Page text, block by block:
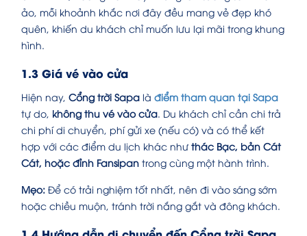
ảo, mỗi khoảnh khắc nơi đây đều mang vẻ đẹp khó
quên, khiến du khách chỉ muốn lưu lại mãi trong khung
hình.
1.3 Giá vé vào cửa
Hiện nay, Cổng trời Sapa là điểm tham quan tại Sapa
tự do, không thu vé vào cửa . Du khách chỉ cần chi trả
chi phí di chuyển, phí gửi xe (nếu có) và có thể kết
hợp với các điểm du lịch khác như thác Bạc, bản Cát
Cát, hoặc đỉnh Fansipan trong cùng một hành trình.
Mẹo: Để có trải nghiệm tốt nhất, nên đi vào sáng sớm
hoặc chiều muộn, tránh trời nắng gắt và đông khách.